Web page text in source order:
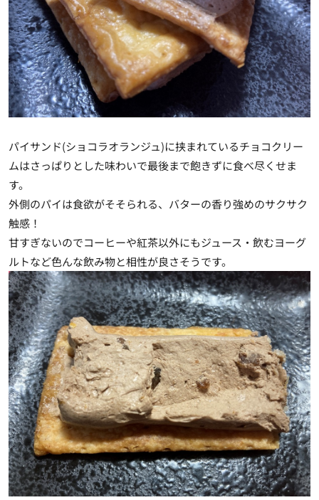
パイサンド(ショコラオランジュ)に挟まれているチョコクリー
ムはさっぱりとした味わいで最後まで飽きずに食べ尽くせま
す。
外側のパイは食欲がそそられる、バターの香り強めのサクサク
触感！
甘すぎないのでコーヒーや紅茶以外にもジュース・飲むヨーグ
ルトなど色んな飲み物と相性が良さそうです。